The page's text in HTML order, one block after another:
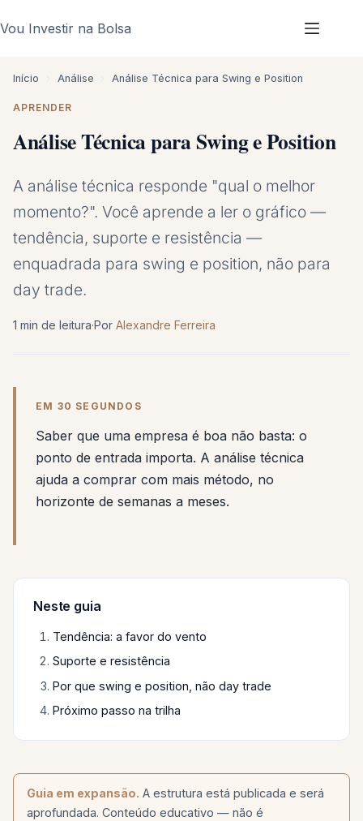
para
conteúdo
Vou Investir na Bolsa
Início Análise Análise Técnica para Swing e Position
APRENDER
Análise Técnica para Swing e Position
A análise técnica responde "qual o melhor
momento?". Você aprende a ler o gráfico —
tendência, suporte e resistência —
enquadrada para swing e position, não para
day trade.
1 min de leitura·Por Alexandre Ferreira
EM 30 SEGUNDOS
Saber que uma empresa é boa não basta: o
ponto de entrada importa. A análise técnica
ajuda a comprar com mais método, no
horizonte de semanas a meses.
Neste guia
Tendência: a favor do vento
Suporte e resistência
Por que swing e position, não day trade
Próximo passo na trilha
Guia em expansão. A estrutura está publicada e será
aprofundada. Conteúdo educativo — não é